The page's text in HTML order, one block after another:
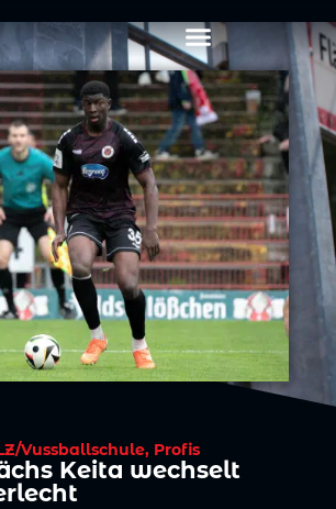
Vussballschule, Profis
Keita wechselt